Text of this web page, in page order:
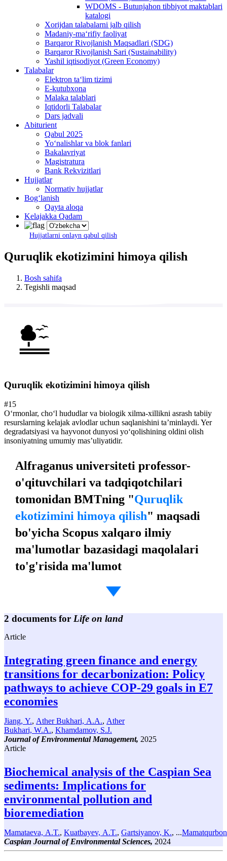
WDOMS - Butunjahon tibbiyot maktablari
katalogi
Xorijdan talabalarni jalb qilish
Madaniy-ma‘rifiy faoliyat
Barqaror Rivojlanish Maqsadlari (SDG)
Barqaror Rivojlanish Sari (Sustainability)
Yashil iqtisodiyot (Green Economy)
Talabalar
Elektron ta‘lim tizimi
E-kutubxona
Malaka talablari
Iqtidorli Talabalar
Dars jadvali
Abiturient
Qabul 2025
Yo‘nalishlar va blok fanlari
Bakalavriyat
Magistratura
Bank Rekvizitlari
Hujjatlar
Normativ hujjatlar
Bog‘lanish
Qayta aloqa
Kelajakka Qadam
Hujjatlarni onlayn qabul qilish
Quruqlik ekotizimini himoya qilish
Bosh sahifa
Tegishli maqsad
Quruqlik ekotizimini himoya qilish
#15
O‘rmonlar, cho‘l hududlar va biologik xilma-xillikni asrash tabiiy
resurslarning kelajak avlodlar uchun saqlanishini taʼminlaydi. Yer
degradatsiyasi va hayvonot dunyosi yo‘qolishining oldini olish
insoniyatning umumiy masʼuliyatidir.
Alfraganus universiteti professor-
o'qituvchilari va tadqiqotchilari
tomonidan BMTning "Quruqlik
ekotizimini himoya qilish" maqsadi
bo'yicha Scopus xalqaro ilmiy
ma'lumotlar bazasidagi maqolalari
to'g'risida ma'lumot
2 documents for Life on land
Article
Integrating green finance and energy
transitions for decarbonization: Policy
pathways to achieve COP-29 goals in E7
economies
Jiang, Y., Ather Bukhari, A.A., Ather
Bukhari, W.A., Khamdamov, S.J.
Journal of Environmental Management, 2025
Article
Biochemical analysis of the Caspian Sea
sediments: Implications for
environmental pollution and
bioremediation
Mamataeva, A.T., Kuatbayev, A.T., Gartsiyanov, K., ...
Caspian Journal of Environmental Sciences, 2024